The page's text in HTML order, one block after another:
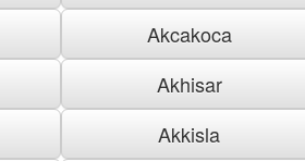
Akcakoca
Akhisar
Akkisla